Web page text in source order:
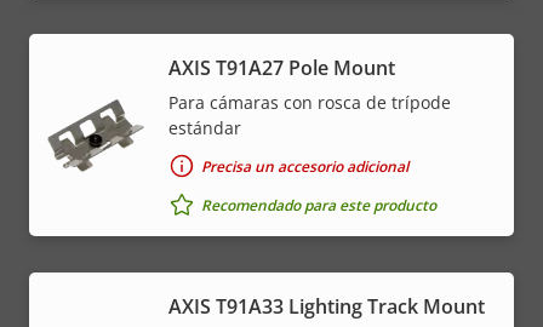
AXIS T91A27 Pole Mount
Para cámaras con rosca de trípode
estándar
Precisa un accesorio adicional
Recomendado para este producto
AXIS T91A33 Lighting Track Mount